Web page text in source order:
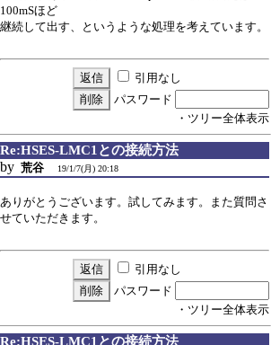
100mSほど
継続して出す、というような処理を考えています。
引用なし
パスワード
・ツリー全体表示
Re:HSES-LMC1との接続方法
by 荒谷 19/1/7(月) 20:18
ありがとうございます。試してみます。また質問さ
せていただきます。
引用なし
パスワード
・ツリー全体表示
Re:HSES-LMC1との接続方法